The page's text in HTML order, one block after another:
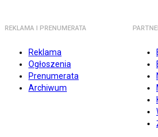
REKLAMA I PRENUMERATA
Reklama
Ogłoszenia
Prenumerata
Archiwum